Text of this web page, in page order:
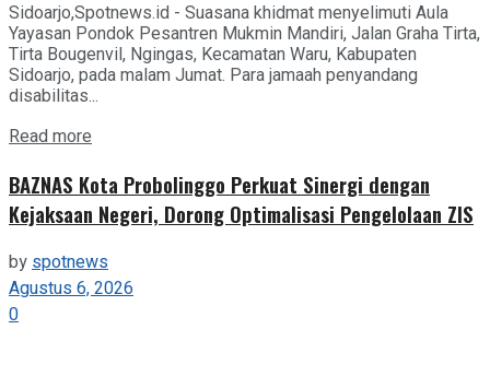
Sidoarjo,Spotnews.id - Suasana khidmat menyelimuti Aula
Yayasan Pondok Pesantren Mukmin Mandiri, Jalan Graha Tirta,
Tirta Bougenvil, Ngingas, Kecamatan Waru, Kabupaten
Sidoarjo, pada malam Jumat. Para jamaah penyandang
disabilitas...
Read more
BAZNAS Kota Probolinggo Perkuat Sinergi dengan
Kejaksaan Negeri, Dorong Optimalisasi Pengelolaan ZIS
byspotnews
Agustus 6, 2026
0